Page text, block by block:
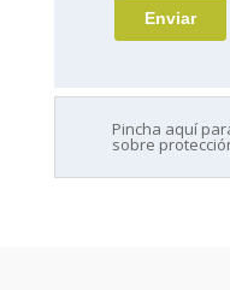
Pincha aquí
sobre